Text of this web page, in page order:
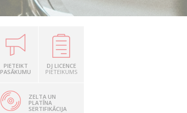
PIETEIKT
PASĀKUMU
DJ LICENCE
PIETEIKUMS
ZELTA UN
PLATĪNA
SERTIFIKĀCIJA